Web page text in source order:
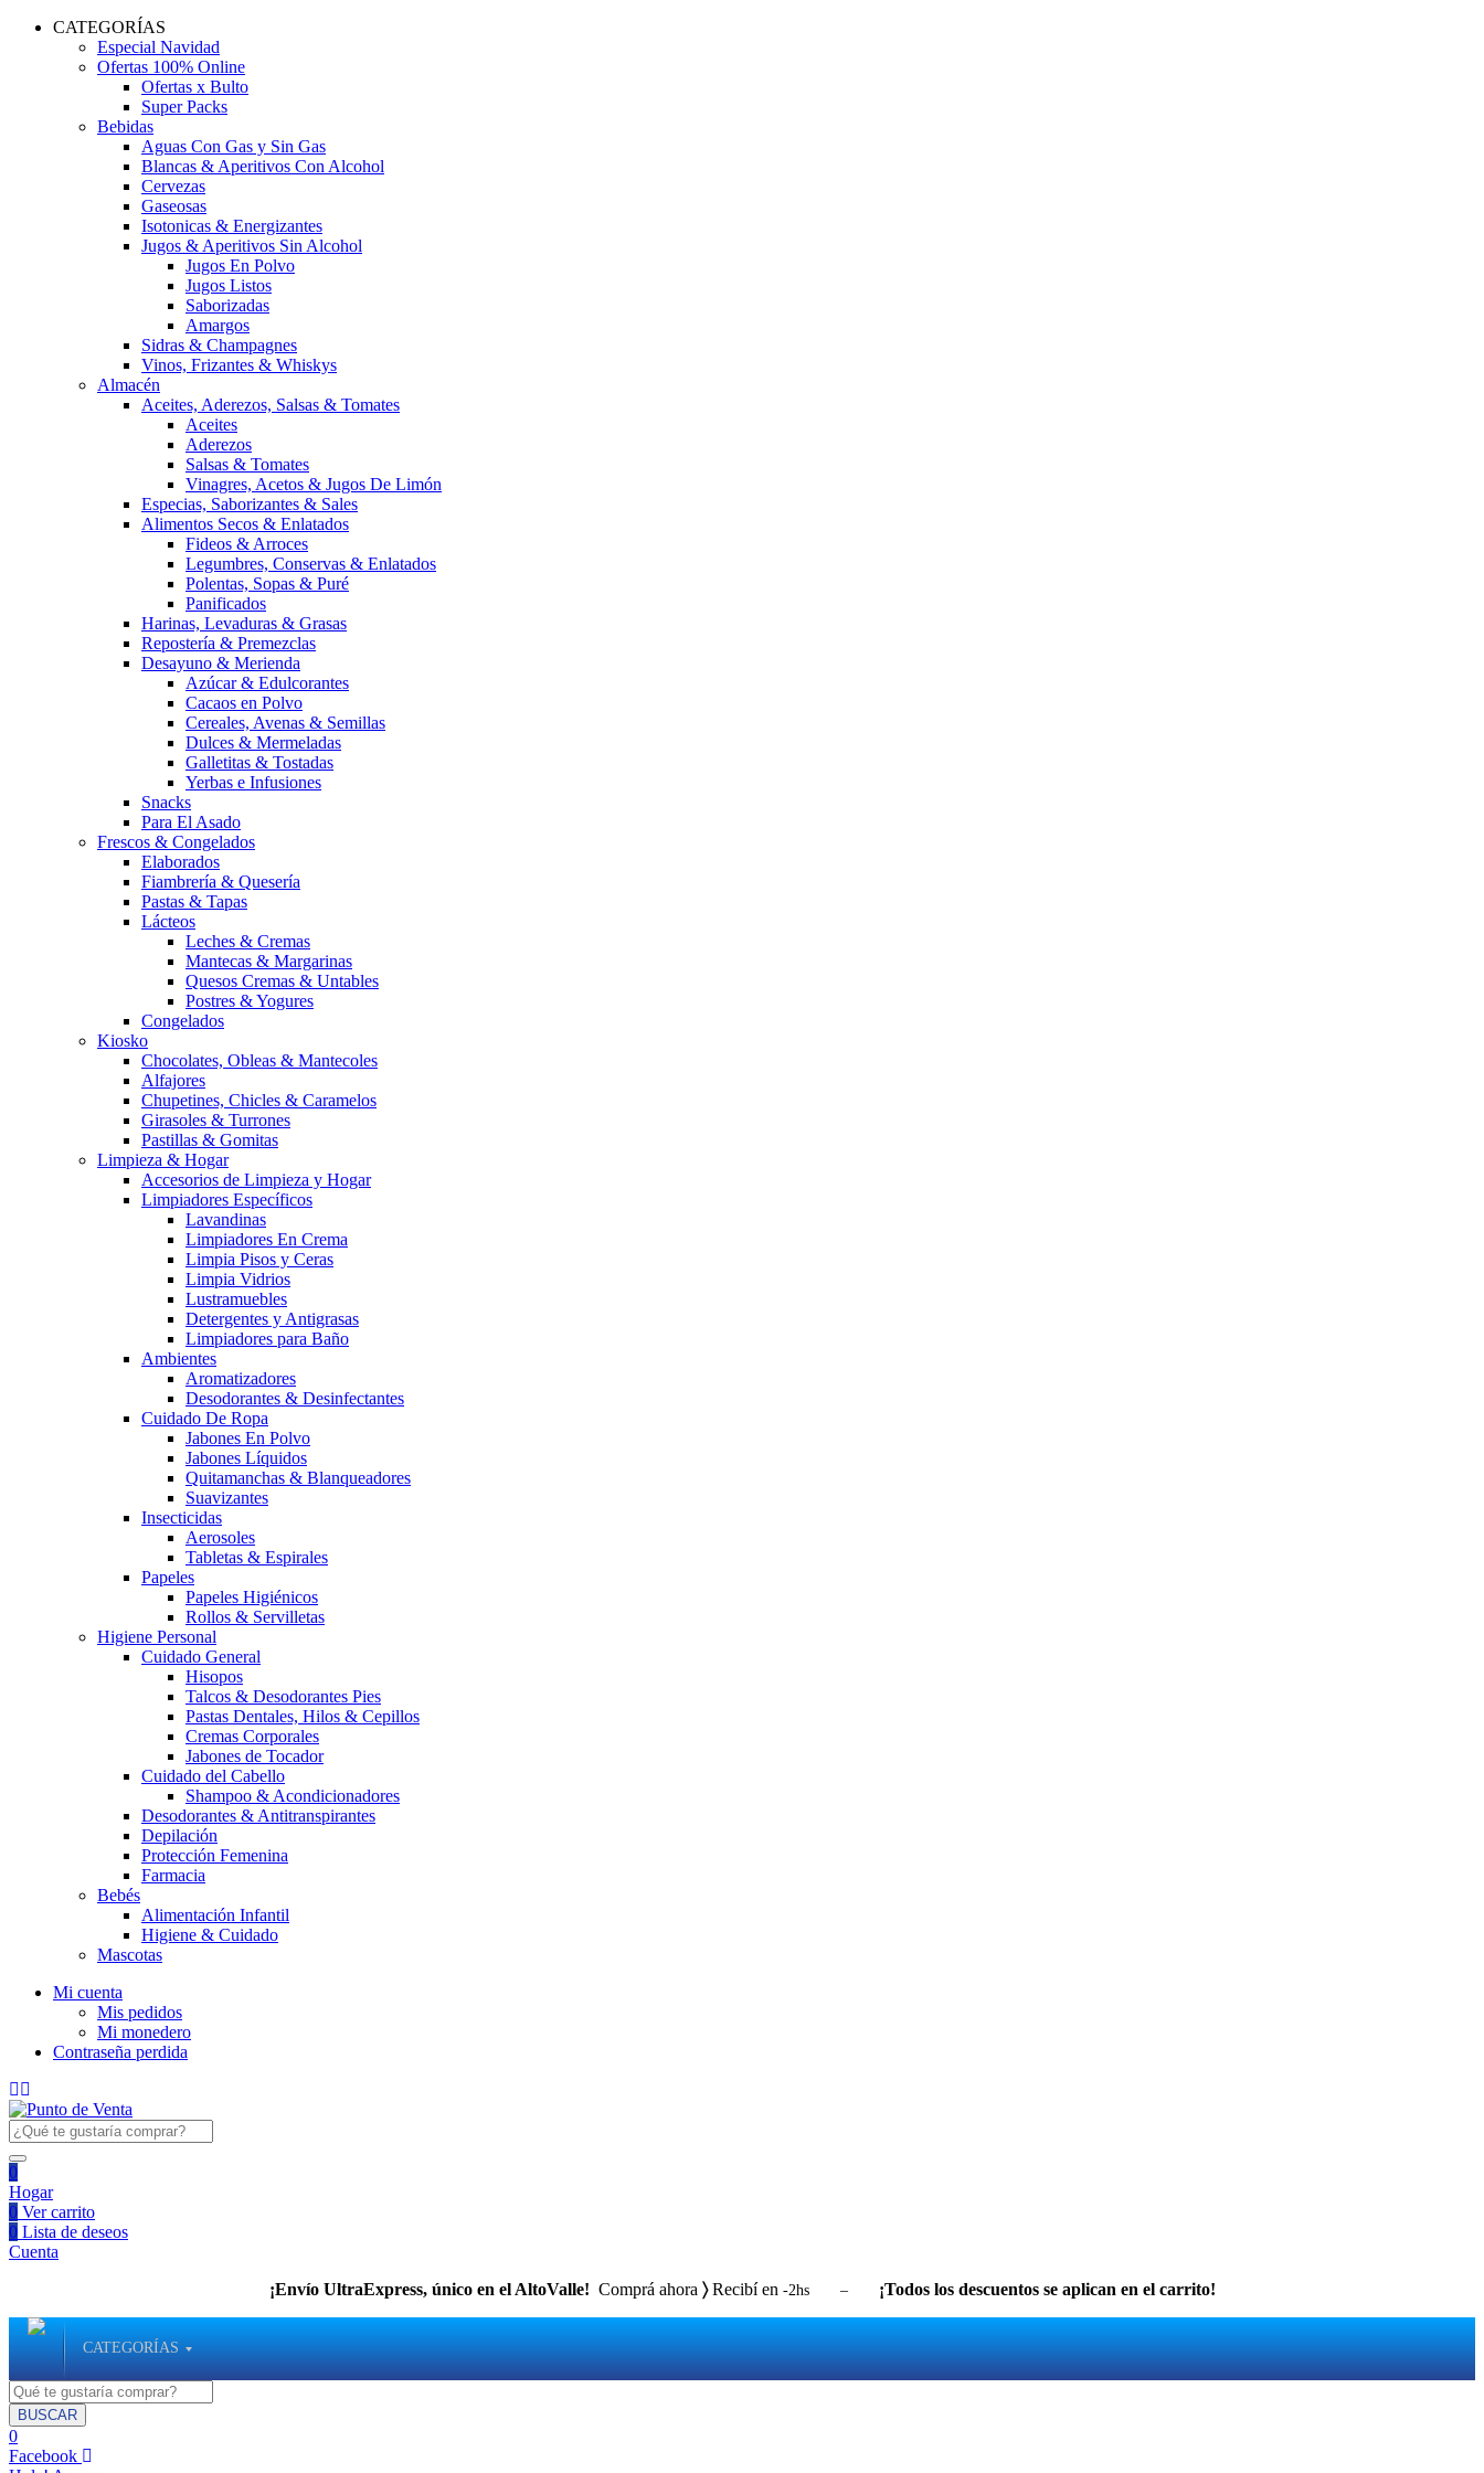
CATEGORÍAS
Especial Navidad
Ofertas 100% Online
Ofertas x Bulto
Super Packs
Bebidas
Aguas Con Gas y Sin Gas
Blancas & Aperitivos Con Alcohol
Cervezas
Gaseosas
Isotonicas & Energizantes
Jugos & Aperitivos Sin Alcohol
Jugos En Polvo
Jugos Listos
Saborizadas
Amargos
Sidras & Champagnes
Vinos, Frizantes & Whiskys
Almacén
Aceites, Aderezos, Salsas & Tomates
Aceites
Aderezos
Salsas & Tomates
Vinagres, Acetos & Jugos De Limón
Especias, Saborizantes & Sales
Alimentos Secos & Enlatados
Fideos & Arroces
Legumbres, Conservas & Enlatados
Polentas, Sopas & Puré
Panificados
Harinas, Levaduras & Grasas
Repostería & Premezclas
Desayuno & Merienda
Azúcar & Edulcorantes
Cacaos en Polvo
Cereales, Avenas & Semillas
Dulces & Mermeladas
Galletitas & Tostadas
Yerbas e Infusiones
Snacks
Para El Asado
Frescos & Congelados
Elaborados
Fiambrería & Quesería
Pastas & Tapas
Lácteos
Leches & Cremas
Mantecas & Margarinas
Quesos Cremas & Untables
Postres & Yogures
Congelados
Kiosko
Chocolates, Obleas & Mantecoles
Alfajores
Chupetines, Chicles & Caramelos
Girasoles & Turrones
Pastillas & Gomitas
Limpieza & Hogar
Accesorios de Limpieza y Hogar
Limpiadores Específicos
Lavandinas
Limpiadores En Crema
Limpia Pisos y Ceras
Limpia Vidrios
Lustramuebles
Detergentes y Antigrasas
Limpiadores para Baño
Ambientes
Aromatizadores
Desodorantes & Desinfectantes
Cuidado De Ropa
Jabones En Polvo
Jabones Líquidos
Quitamanchas & Blanqueadores
Suavizantes
Insecticidas
Aerosoles
Tabletas & Espirales
Papeles
Papeles Higiénicos
Rollos & Servilletas
Higiene Personal
Cuidado General
Hisopos
Talcos & Desodorantes Pies
Pastas Dentales, Hilos & Cepillos
Cremas Corporales
Jabones de Tocador
Cuidado del Cabello
Shampoo & Acondicionadores
Desodorantes & Antitranspirantes
Depilación
Protección Femenina
Farmacia
Bebés
Alimentación Infantil
Higiene & Cuidado
Mascotas
Mi cuenta
Mis pedidos
Mi monedero
Contraseña perdida
0
Hogar
0 Ver carrito
0 Lista de deseos
Cuenta
¡Envío UltraExpress, único en el AltoValle! Comprá ahora 〉Recibí en -2hs – ¡Todos los descuentos se aplican en el carrito!
CATEGORÍAS
BUSCAR
0
Facebook